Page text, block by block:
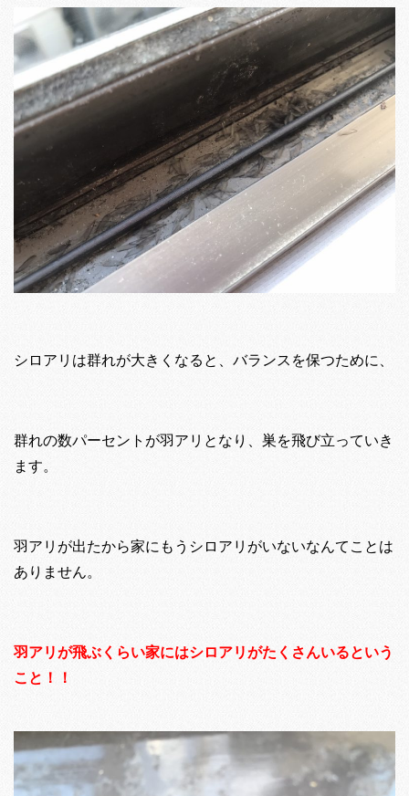
シロアリは群れが大きくなると、バランスを保つために、
群れの数パーセントが羽アリとなり、巣を飛び立っていき
ます。
羽アリが出たから家にもうシロアリがいないなんてことは
ありません。
羽アリが飛ぶくらい家にはシロアリがたくさんいるという
こと！！